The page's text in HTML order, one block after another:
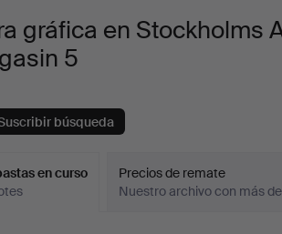
gráfica en Stockholms
5
búsqueda
en curso
Precios de remate
Nuestro archivo con más